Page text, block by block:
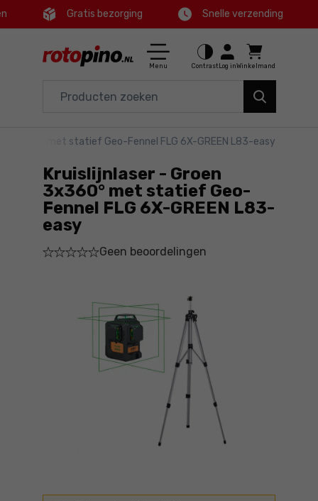
Ctrl
Hoofdmenu
Productinformatie
Gedetailleerde informatie
Voettekst
Gratis bezorging Snelle verzending
Menu Contrast Log inWinkelmand
Huis en tuin
Aanbiedingen
3x360° met statief Geo-Fennel FLG 6X-GREEN L83-easy
Kruislijnlaser - Groen
3x360° met statief Geo-
Fennel FLG 6X-GREEN L83-
easy
Geen beoordelingen